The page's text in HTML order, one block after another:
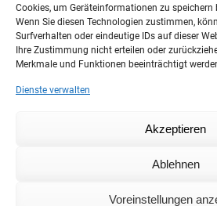
Cookies, um Geräteinformationen zu speichern
Wenn Sie diesen Technologien zustimmen,
Surfverhalten oder eindeutige IDs auf dieser
Ihre Zustimmung nicht erteilen oder
Merkmale und Funktionen beeinträchtigt
Dienste verwalten
Akzeptieren
Ablehnen
Voreinstellungen
Öffnungszeiten
Mo. - Fr.
07.30 -
Mo. - Do.
13:30 -
IHK